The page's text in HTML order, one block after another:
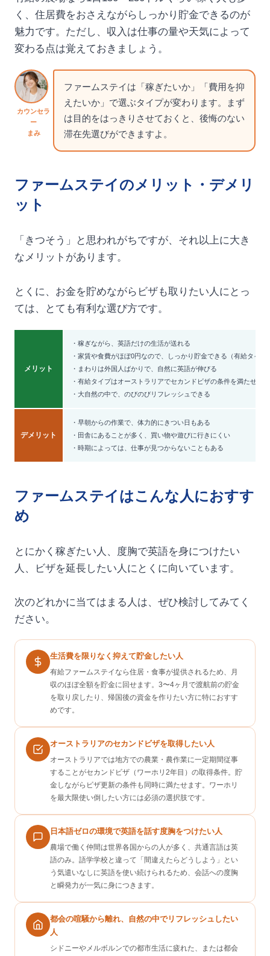
く、住居費をおさえながらしっかり貯金できるのが
魅力です。ただし、収入は仕事の量や天気によって
変わる点は覚えておきましょう。
カウンセラ
ー
まみ
ファームステイは「稼ぎたいか」「費用を抑
えたいか」で選ぶタイプが変わります。まず
は目的をはっきりさせておくと、後悔のない
滞在先選びができますよ。
ファームステイのメリット・デメリ
ット
「きつそう」と思われがちですが、それ以上に大き
なメリットがあります。
とくに、お金を貯めながらビザも取りたい人にとっ
ては、とても有利な選び方です。
メリット
・稼ぎながら、英語だけの生活が送れる
・家賃や食費がほぼ0円なので、しっかり貯金できる（有給タイ
・まわりは外国人ばかりで、自然に英語が伸びる
・有給タイプはオーストラリアでセカンドビザの条件を満たせる
・大自然の中で、のびのびリフレッシュできる
デメリット
・早朝からの作業で、体力的にきつい日もある
・田舎にあることが多く、買い物や遊びに行きにくい
・時期によっては、仕事が見つからないこともある
ファームステイはこんな人におすす
め
とにかく稼ぎたい人、度胸で英語を身につけたい
人、ビザを延長したい人にとくに向いています。
次のどれかに当てはまる人は、ぜひ検討してみてく
ださい。
生活費を限りなく抑えて貯金したい人
有給ファームステイなら住居・食事が提供されるため、月
収のほぼ全額を貯金に回せます。3〜4ヶ月で渡航前の貯金
を取り戻したり、帰国後の資金を作りたい方に特におすす
めです。
オーストラリアのセカンドビザを取得したい人
オーストラリアでは地方での農業・農作業に一定期間従事
することがセカンドビザ（ワーホリ2年目）の取得条件。貯
金しながらビザ更新の条件も同時に満たせます。ワーホリ
を最大限使い倒したい方には必須の選択肢です。
日本語ゼロの環境で英語を話す度胸をつけたい人
農場で働く仲間は世界各国からの人が多く、共通言語は英
語のみ。語学学校と違って「間違えたらどうしよう」とい
う気遣いなしに英語を使い続けられるため、会話への度胸
と瞬発力が一気に身につきます。
都会の喧騒から離れ、自然の中でリフレッシュしたい
人
シドニーやメルボルンでの都市生活に疲れた、または都会